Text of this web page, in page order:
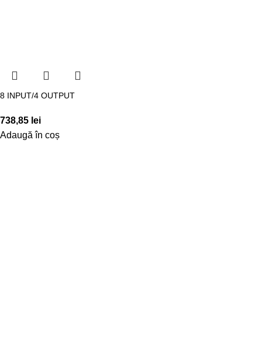
8 INPUT/4 OUTPUT
738,85 lei
Adaugă în coș